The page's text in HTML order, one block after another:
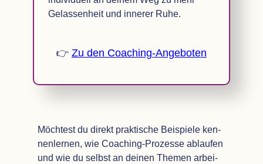
Gelas­sen­heit und inne­rer Ruhe.
👉 Zu den Coaching-Angeboten
Möch­test du direkt prak­ti­sche Bei­spiele ken­
nen­ler­nen, wie Coa­ching-Pro­zesse ablau­fen
und wie du selbst an dei­nen The­men arbei­